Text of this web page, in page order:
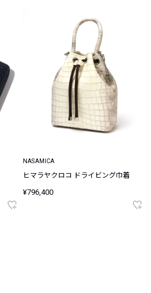
NASAMICA
ヒマラヤクロコ ドライビング巾着
¥796,400